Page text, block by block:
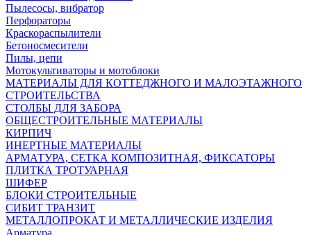
Пылесосы, вибратор
Перфораторы
Краскораспылители
Бетоносмесители
Пилы, цепи
Мотокультиваторы и мотоблоки
МАТЕРИАЛЫ ДЛЯ КОТТЕДЖНОГО И МАЛОЭТАЖНОГО
СТРОИТЕЛЬСТВА
СТОЛБЫ ДЛЯ ЗАБОРА
ОБЩЕСТРОИТЕЛЬНЫЕ МАТЕРИАЛЫ
КИРПИЧ
ИНЕРТНЫЕ МАТЕРИАЛЫ
АРМАТУРА, СЕТКА КОМПОЗИТНАЯ, ФИКСАТОРЫ
ПЛИТКА ТРОТУАРНАЯ
ШИФЕР
БЛОКИ СТРОИТЕЛЬНЫЕ
СИБИТ ТРАНЗИТ
МЕТАЛЛОПРОКАТ И МЕТАЛЛИЧЕСКИЕ ИЗДЕЛИЯ
Арматура